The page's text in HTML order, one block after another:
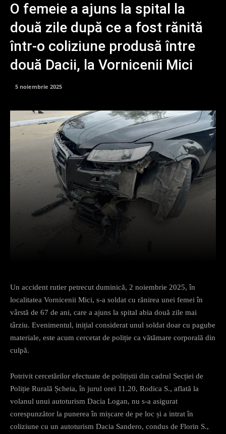
O femeie a ajuns la spital la
două zile după ce a fost rănită
într-o coliziune produsă între
două Dacii, la Vornicenii Mici
5 noiembrie 2025
Un accident rutier petrecut duminică, 2 noiembrie 2025, în
localitatea Vornicenii Mici, s-a soldat cu rănirea unei femei în
vârstă de 67 de ani, care a ajuns la spital abia două zile mai
târziu. Evenimentul, inițial considerat unul soldat doar cu pagube
materiale, este acum cercetat de poliție ca vătămare corporală din
culpă.
Potrivit cercetărilor efectuate de polițiștii din cadrul Secției de
Poliție Rurală Șcheia, în jurul orei 11.20, Rodica S., aflată la
volanul unui autoturism Dacia Logan, nu s-a asigurat
corespunzător la punerea în mișcare de pe loc și a intrat în
coliziune cu un autoturism Dacia Sandero, condus de Florin S.,